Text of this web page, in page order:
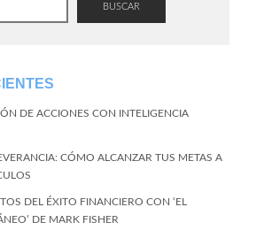
BUSCAR
DE ACCIONES CON INTELIGENCIA
CÓMO ALCANZAR TUS METAS A
DEL ÉXITO FINANCIERO CON ‘EL
DE MARK FISHER